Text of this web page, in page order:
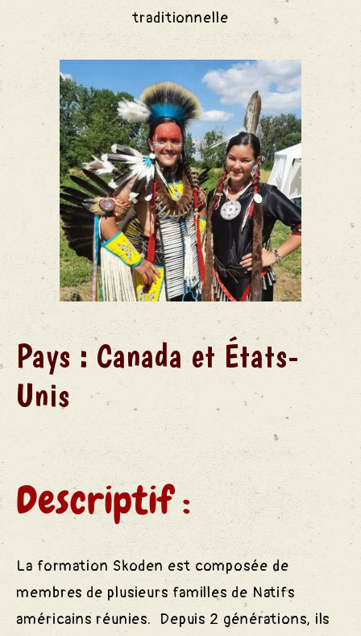
traditionnelle
Pays :Canada etÉtats-
Unis
Descriptif :
La formation Skoden est composée de
membres de plusieurs familles de Natifs
américains réunies. Depuis 2 générations, ils